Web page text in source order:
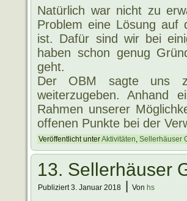
Natürlich war nicht zu
Problem eine Lösung auf
ist. Dafür sind wir bei
haben schon genug
geht.
Der OBM sagte uns
weiterzugeben. Anhand
Rahmen unserer
offenen Punkte bei der
Veröffentlicht unterAktivitäten, Sellerhäuser
13. Sellerhäuser
Publiziert 3. Januar 2018 Von hs